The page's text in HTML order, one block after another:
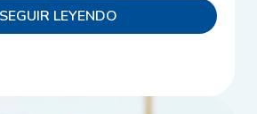
SEGUIR LEYENDO